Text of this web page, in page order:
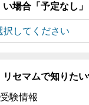
い場合「予定なし
リセマムで知りた
受験情報